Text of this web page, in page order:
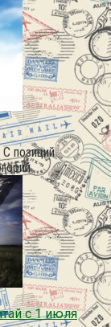
позиций
с 1 июля